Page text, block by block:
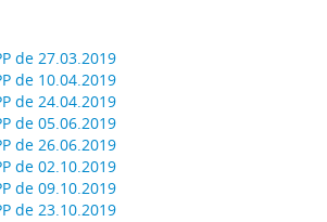
de 27.03.2019
de 10.04.2019
de 24.04.2019
de 05.06.2019
de 26.06.2019
de 02.10.2019
de 09.10.2019
de 23.10.2019